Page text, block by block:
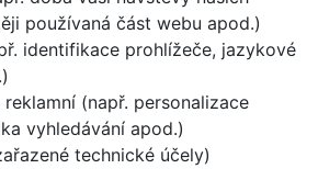
používaná část webu apod.)
identifikace prohlížeče, jazykové
(např. personalizace
vyhledávání apod.)
technické účely)